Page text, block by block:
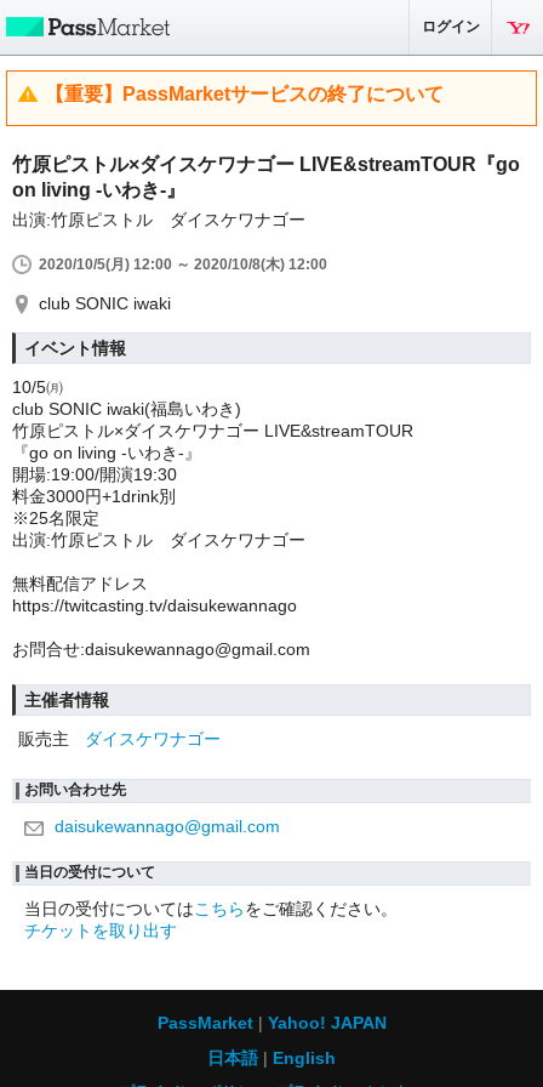
ログイン
【重要】PassMarketサービスの終了について
竹原ピストル×ダイスケワナゴー LIVE&streamTOUR『go
on living -いわき-』
出演:竹原ピストル ダイスケワナゴー
2020/10/5(月) 12:00 ～ 2020/10/8(木) 12:00
club SONIC iwaki
イベント情報
10/5㈪
club SONIC iwaki(福島いわき)
竹原ピストル×ダイスケワナゴー LIVE&streamTOUR
『go on living -いわき-』
開場:19:00/開演19:30
料金3000円+1drink別
※25名限定
出演:竹原ピストル ダイスケワナゴー
無料配信アドレス
https://twitcasting.tv/daisukewannago
お問合せ:daisukewannago@gmail.com
主催者情報
販売主
ダイスケワナゴー
お問い合わせ先
daisukewannago@gmail.com
当日の受付について
当日の受付についてはこちらをご確認ください。
チケットを取り出す
PassMarket
Yahoo! JAPAN
日本語
English